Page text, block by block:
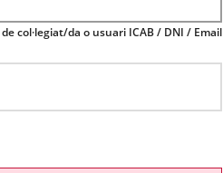
col·legiat/da o usuari ICAB / DNI / Email